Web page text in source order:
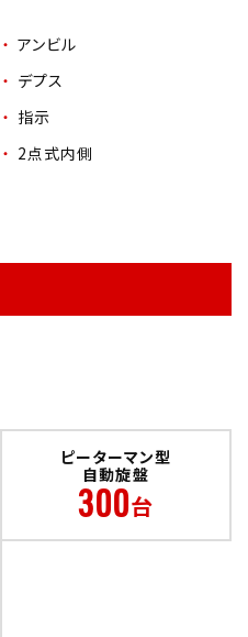
アンビル
デプス
指示
2点式内側
ピーターマン型
自動旋盤
300台